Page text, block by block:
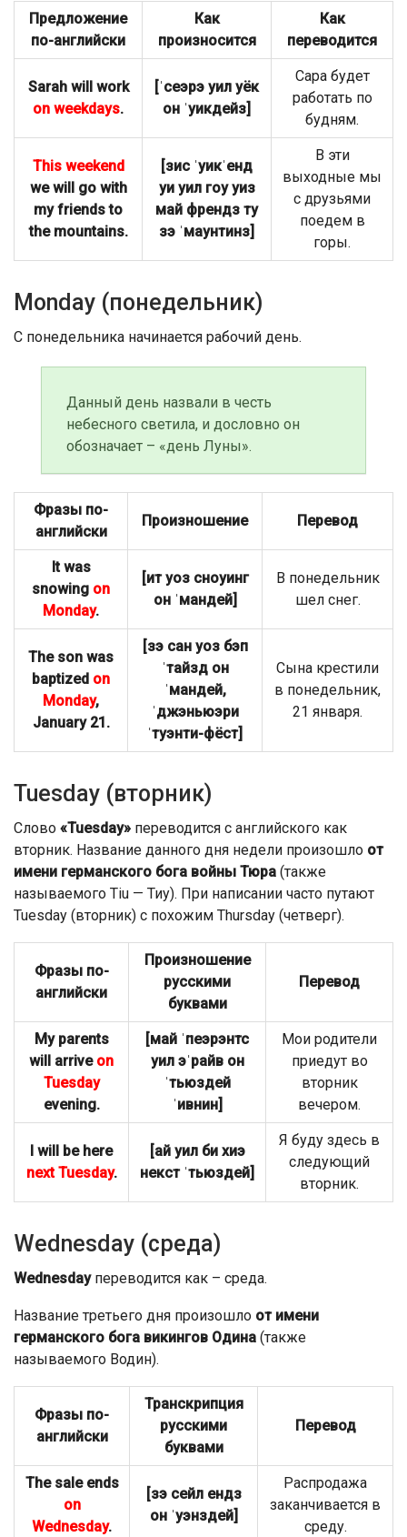
Предложение
по-английски
Как
произносится
Как
переводится
Sarah will work
on weekdays.
[ˈсеэрэ уил уёк
он ˈуикдейз]
Сара будет
работать по
будням.
This weekend
we will go with
my friends to
the mountains.
[зис ˈуикˈенд
уи уил гоу уиз
май френдз ту
зэ ˈмaунтинз]
В эти
выходные мы
с друзьями
поедем в
горы.
Monday (понедельник)
С понедельника начинается рабочий день.
Данный день назвали в честь
небесного светила, и дословно он
обозначает – «день Луны».
Фразы по-
английски
Произношение Перевод
It was
snowing on
Monday.
[ит уоз сноуинг
он ˈмандей]
В понедельник
шел снег.
The son was
baptized on
Monday,
January 21.
[зэ сан уоз бэп
ˈтайзд он
ˈмандей,
ˈджэньюэри
ˈтуэнти-фёст]
Сына крестили
в понедельник,
21 января.
Tuesday (вторник)
Слово «Tuesday» переводится с английского как
вторник. Название данного дня недели произошло от
имени германского бога войны Тюра (также
называемого Tiu — Тиу). При написании часто путают
Tuesday (вторник) с похожим Thursday (четверг).
Фразы по-
английски
Произношение
русскими
буквами
Перевод
My parents
will arriveon
Tuesday
evening.
[май ˈпеэрэнтс
уил эˈрайв он
ˈтьюздей
ˈивнин]
Мои родители
приедут во
вторник
вечером.
I will be here
next Tuesday.
[ай уил би хиэ
некст ˈтьюздей]
Я буду здесь в
следующий
вторник.
Wednesday (среда)
Wednesdayпереводится как – среда.
Название третьего дня произошло от имени
германского бога викингов Одина (также
называемого Водин).
Фразы по-
английски
Транскрипция
русскими
буквами
Перевод
The sale ends
on
Wednesday.
[зэ сейл ендз
он ˈуэнздей]
Распродажа
заканчивается в
среду.